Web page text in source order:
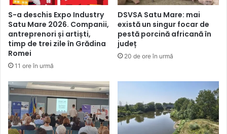
S-a deschis Expo Industry
Satu Mare 2026. Companii,
antreprenori și artiști,
timp de trei zile în Grădina
Romei
11 ore în urmă
DSVSA Satu Mare: mai
există un singur focar de
pestă porcină africană în
județ
20 de ore în urmă